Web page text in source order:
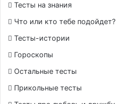
Тесты на знания
Что или кто тебе подойдет?
Тесты-истории
Гороскопы
Остальные тесты
Прикольные тесты